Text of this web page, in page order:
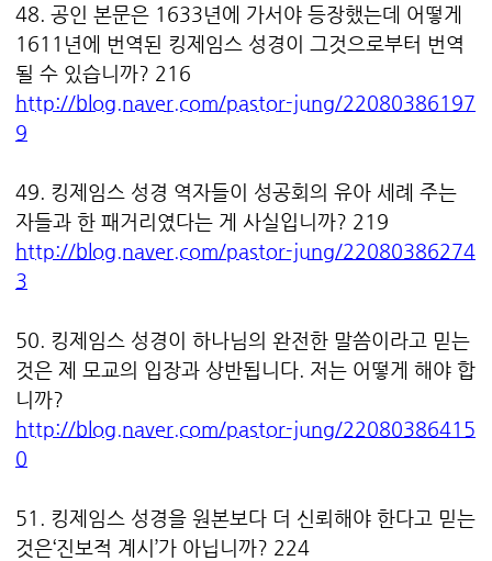
48. 공인 본문은 1633년에 가서야 등장했는데 어떻게
1611년에 번역된 킹제임스 성경이 그것으로부터 번역
될 수 있습니까? 216
http://blog.naver.com/pastor-jung/22080386197
9
49. 킹제임스 성경 역자들이 성공회의 유아 세례 주는
자들과 한 패거리였다는 게 사실입니까? 219
http://blog.naver.com/pastor-jung/22080386274
3
50. 킹제임스 성경이 하나님의 완전한 말씀이라고 믿는
것은 제 모교의 입장과 상반됩니다. 저는 어떻게 해야 합
니까?
http://blog.naver.com/pastor-jung/22080386415
0
51. 킹제임스 성경을 원본보다 더 신뢰해야 한다고 믿는
것은‘진보적 계시’가 아닙니까? 224